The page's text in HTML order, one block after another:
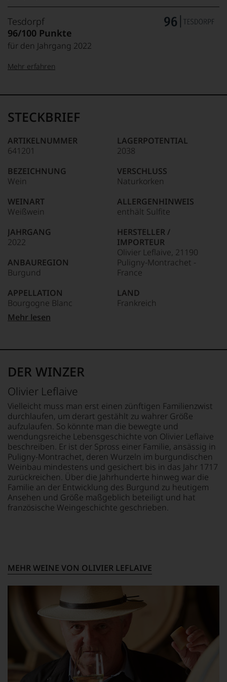
Tesdorpf
96/100 Punkte
für den Jahrgang 2022
95–98 Punkte:
90–94 Punkte:
Unter 85 Punkte:
Name
Tesdorpf
für
»Fine
für
die
edlen
Weine
der
Welt,
kaum
ein
Das
dokumentieren
auch
und
gerade
mit
Medaillen
Weinjournalisten
Fachpublikationen
unseren
Aussendungen
oder
in
unserem
Webshop,
um
zu
unterstreichen,
auf
welch
bewegt.
Das
aber
haben
dass
manch
Mehr erfahren
STECKBRIEF
ARTIKELNUMMER
641201
BEZEICHNUNG
Wein
WEINART
Weißwein
JAHRGANG
2022
ANBAUREGION
Burgund
APPELLATION
Bourgogne Blanc
REBSORTEN
TRINKTEMPERATUR
13 % Vol.
LAGERPOTENTIAL
2038
VERSCHLUSS
Naturkorken
ALLERGENHINWEIS
enthält Sulfite
HERSTELLER /
IMPORTEUR
Olivier Leflaive, 21190
Puligny-Montrachet -
France
LAND
Frankreich
GESCHMACK
Mehr lesen
DER WINZER
Olivier Leflaive
Vielleicht muss man erst einen zünftigen Familienzwist
durchlaufen, um derart gestählt zu wahrer Größe
aufzulaufen. So könnte man die bewegte und
wendungsreiche Lebensgeschichte von Olivier Leflaive
beschreiben. Er ist der Spross einer Familie, ansässig in
Puligny-Montrachet, deren Wurzeln im burgundischen
Weinbau mindestens und gesichert bis in das Jahr 1717
zurückreichen. Über die Jahrhunderte hinweg war die
Familie an der Entwicklung des Burgund zu heutigem
Ansehen und Größe maßgeblich beteiligt und hat
französische Weingeschichte geschrieben.
MEHR WEINE VON OLIVIER LEFLAIVE